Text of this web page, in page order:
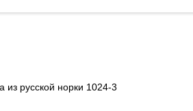
из русской норки 1024-3